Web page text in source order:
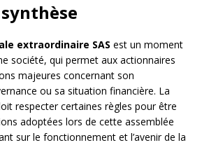
extraordinaire SAS est un moment
société, qui permet aux actionnaires
majeures concernant son
ou sa situation financière. La
respecter certaines règles pour être
adoptées lors de cette assemblée
sur le fonctionnement et l’avenir de la